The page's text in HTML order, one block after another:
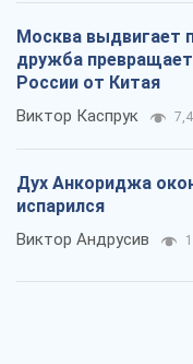
Москва выдвигает
дружба
России от Китая
Виктор Каспрук
Дух Анкориджа
испарился
Виктор Андрусив